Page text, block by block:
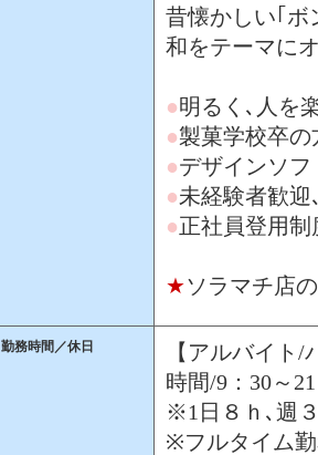
昔懐かしい｢ボ
和をテーマに
●明るく､人を
●製菓学校卒
●デザインソ
●未経験者歓
●正社員登用制
★ソラマチ店
勤務時間／休日
【アルバイト/
時間/9：30～
※1日８ｈ､週
※フルタイム